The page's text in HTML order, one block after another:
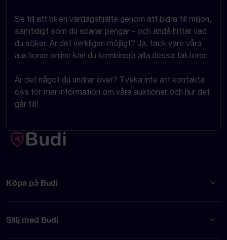
Se till att bli en vardagshjälte genom att bidra till miljön,
samtidigt som du sparar pengar - och ändå hittar vad
du söker. Är det verkligen möjligt? Ja, tack vare våra
auktioner online kan du kombinera alla dessa faktorer.
Är det något du undrar över? Tveka inte att kontakta
oss för mer information om våra auktioner och hur det
går till!
Köpa på Budi
Sälj med Budi